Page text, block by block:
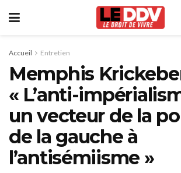
Accueil Entretien
Memphis
« L’anti-
un vecteur de la
de la gauche à
l’antisémiisme »